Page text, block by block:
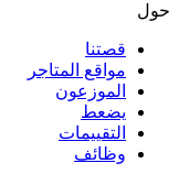
حول
قصتنا
مواقع المتاجر
الموزعون
يضعط
التقييمات
وظائف